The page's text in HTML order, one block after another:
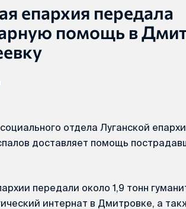
епархия передала
помощь в
отдела Луганской
доставляет помощь
передали около 1,9 тонн
интернат в Дмитровке, а